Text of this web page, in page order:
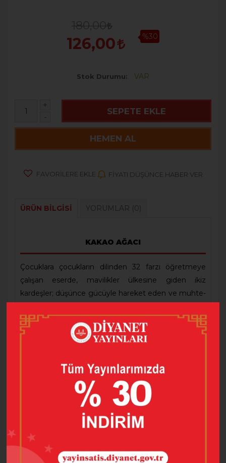
180,00
126,00 %30
Stok Durumu VAR
+
-
SEPETE EKLE
HEMEN AL
FAVORILERE EKLE FIYATI DÜŞÜNCE HABER VER
ÜRÜN BILGISI YORUMLAR (0)
KAKAO AĞACI
Çocuklara çocukların dilinden 32 farzı öğretmeye
çalışan eserde, mavilikler ülkesine giden ikiz
kardeşler; düşünce gücüyle hareket eden ve muhte­
kız çocuğu. Antep Fıstığının içinde gökyüzünde
dolaşan bir erkek çocuğu, zıp zıp zıplayan bir dede,
bir anda on iki yaş gençleşerek hayalle­rine kavuşan
maceralarla dolu bir gün geçirmek üzere seçiliyorlar
ve kakao ağacının dalları arasından hayret verici bir
yolculuğa başlıyorlar. Sen de heyecan verici bu
yolculuğa katılmak istersen haydi durma, çevir
Barkod 9786257137560